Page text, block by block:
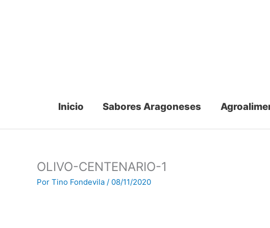
Inicio Sabores Aragoneses
OLIVO-CENTENARIO-1
Por Tino Fondevila / 08/11/2020